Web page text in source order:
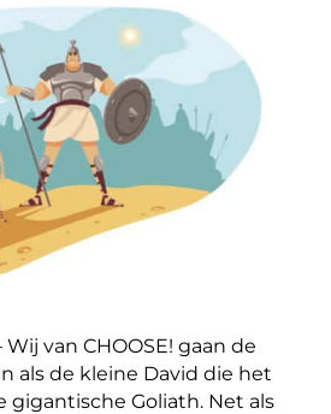
Wij van CHOOSE! gaan de
als de kleine David die het
Goliath. Net als